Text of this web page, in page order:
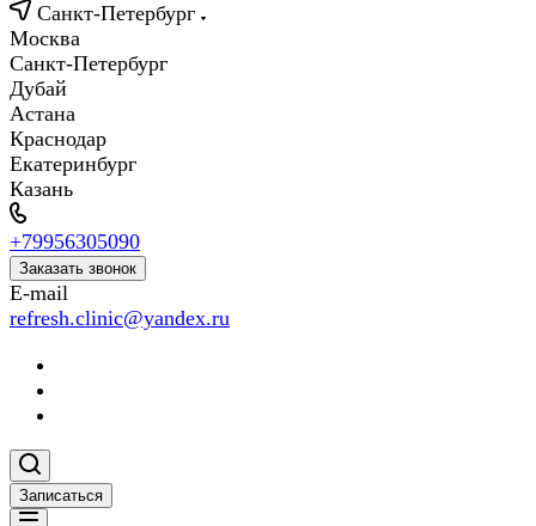
Санкт-Петербург
Москва
Санкт-Петербург
Дубай
Астана
Краснодар
Екатеринбург
Казань
+79956305090
Заказать звонок
E-mail
refresh.clinic@yandex.ru
Записаться